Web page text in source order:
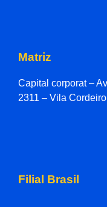
Matriz
Capital corporat –
2311 – Vila
Filial Brasil